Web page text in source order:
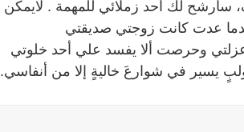
سأرشح لك أحد زملائي للمهمة . لايمكن
عدت كانت زوجتي صديقتي
وحرصت ألا يفسد علي أحد خلوتي
يسير في شوارعَ خاليةٍ إلا من أنفاسي.